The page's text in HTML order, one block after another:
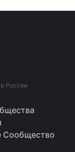
России
Сообщество